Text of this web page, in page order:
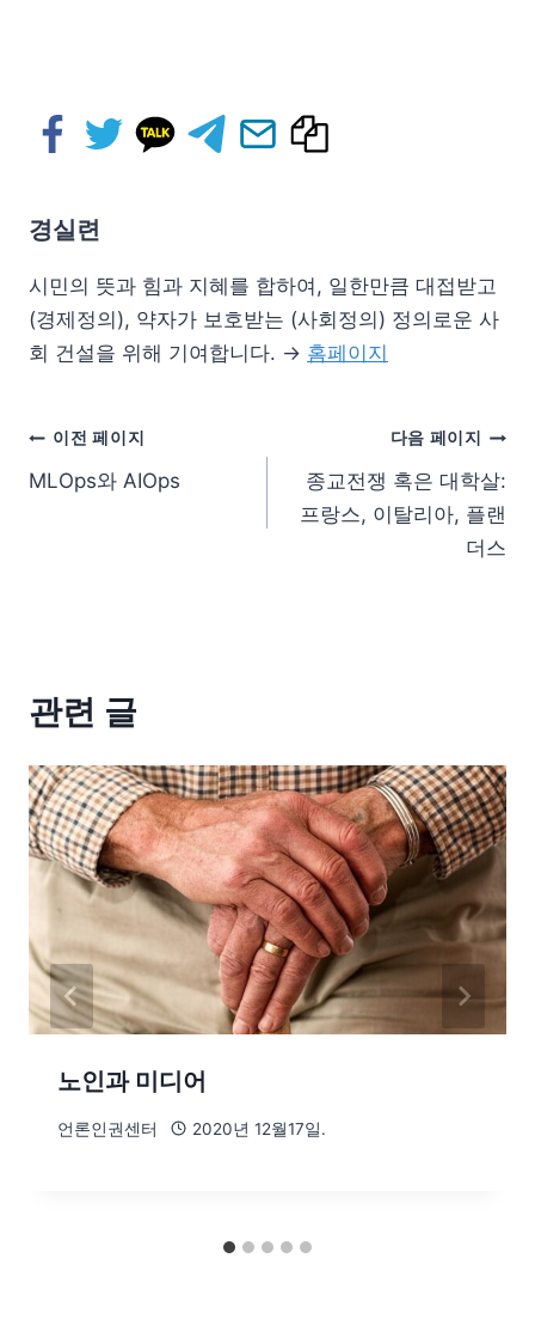
경실련
시민의 뜻과 힘과 지혜를 합하여, 일한만큼 대접받고
(경제정의), 약자가 보호받는 (사회정의) 정의로운 사
회 건설을 위해 기여합니다. → 홈페이지
이전 페이지
MLOps와 AIOps
다음 페이지
종교전쟁 혹은 대학살:
프랑스, 이탈리아, 플랜
더스
관련 글
노인과 미디어
언론인권센터 2020년 12월17일.